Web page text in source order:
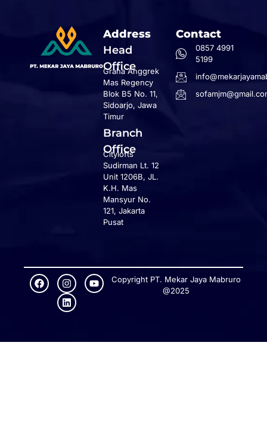
Address
Head
Office
Graha Anggrek
Mas Regency
Blok B5 No. 11,
Sidoarjo, Jawa
Timur
Branch
Office
Citylofts
Sudirman Lt. 12
Unit 1206B, JL.
K.H. Mas
Mansyur No.
121, Jakarta
Pusat
Contact
0857 4991
5199
Copyright PT. Mekar Jaya Mabruro
@2025